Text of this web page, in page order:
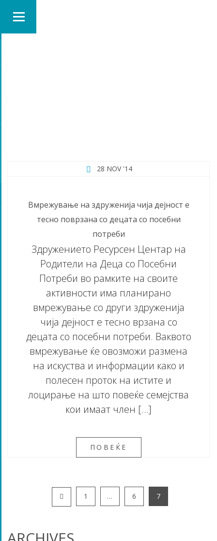
28 NOV '14
Вмрежување на здруженија чија дејност е
тесно поврзана со децата со посебни
потреби
Здружението Ресурсен Центар на
Родители на Деца со Посебни
Потреби во рамките на своите
активности има планирано
вмрежување со други здруженија
чија дејност е тесно врзана со
децата со посебни потреби. Ваквото
вмрежување ќе овозможи размена
на искуства и информации како и
полесен проток на истите и
лоцирање на што повеќе семејства
кои имаат член […]
ПОВЕЌЕ
1 … 6 7